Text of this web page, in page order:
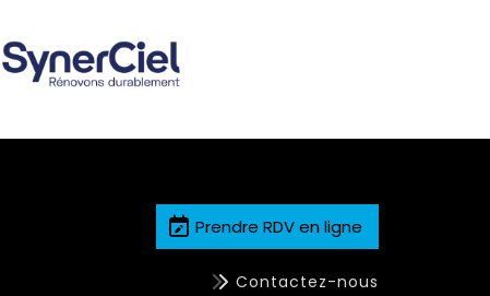
Prendre RDV en ligne
Contactez-nous